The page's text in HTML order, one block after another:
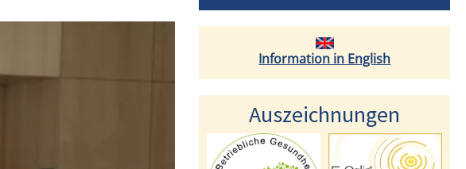
Information in English
Auszeichnungen